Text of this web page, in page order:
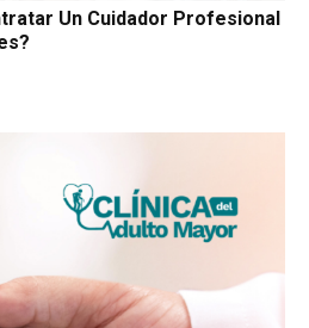
Un Cuidador Profesional